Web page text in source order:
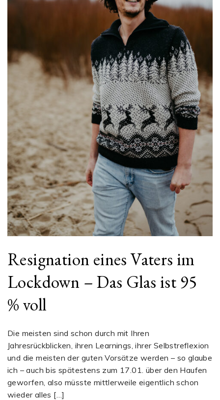
Resignation eines Vaters im
Lockdown – Das Glas ist 95
% voll
Die meisten sind schon durch mit Ihren
Jahresrückblicken, ihren Learnings, ihrer Selbstreflexion
und die meisten der guten Vorsätze werden – so glaube
ich – auch bis spätestens zum 17.01. über den Haufen
geworfen, also müsste mittlerweile eigentlich schon
wieder alles […]